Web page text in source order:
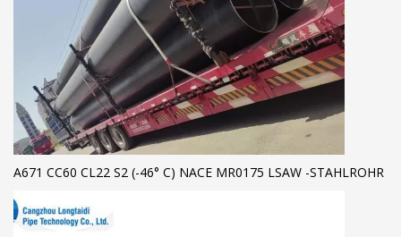
A671 CC60 CL22 S2 (-46° C) NACE MR0175 LSAW -STAHLROHR